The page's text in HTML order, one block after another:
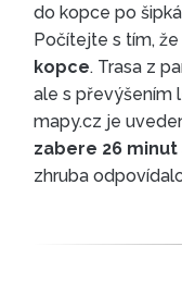
do kopce po
Počítejte s tím,
kopce. Trasa z
ale s převýšením
mapy.cz je
zabere 26 minut
zhruba